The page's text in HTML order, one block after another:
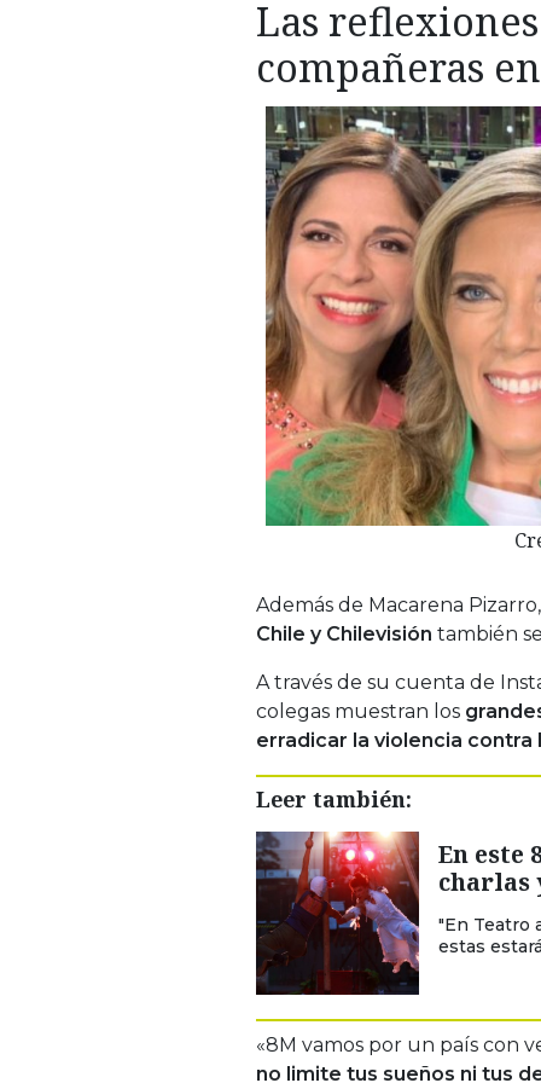
Las
compañeras
Además de Macarena
Chile y Chilevisión también
A través de su cuenta de
colegas muestran los
erradicar la violencia contra
Leer también:
En este
charlas
"En Teatro
estas
«8M vamos por un país con
no limite tus sueños ni tus